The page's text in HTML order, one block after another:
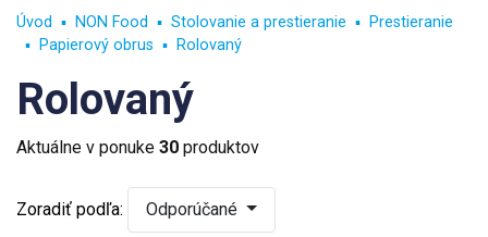
Úvod NON Food Stolovanie a prestieranie
Prestieranie
Papierový obrus
Rolovaný
Rolovaný
Aktuálne v ponuke 30 produktov
Zoradiť podľa: Odporúčané